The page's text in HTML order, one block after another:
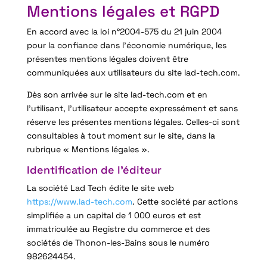
Mentions légales et RGPD
En accord avec la loi n°2004-575 du 21 juin 2004
pour la confiance dans l’économie numérique, les
présentes mentions légales doivent être
communiquées aux utilisateurs du site lad-tech.com.
Dès son arrivée sur le site lad-tech.com et en
l’utilisant, l’utilisateur accepte expressément et sans
réserve les présentes mentions légales. Celles-ci sont
consultables à tout moment sur le site, dans la
rubrique « Mentions légales ».
Identification de l’éditeur
La société Lad Tech édite le site web
https://www.lad-tech.com. Cette société par actions
simplifiée a un capital de 1 000 euros et est
immatriculée au Registre du commerce et des
sociétés de Thonon-les-Bains sous le numéro
982624454.